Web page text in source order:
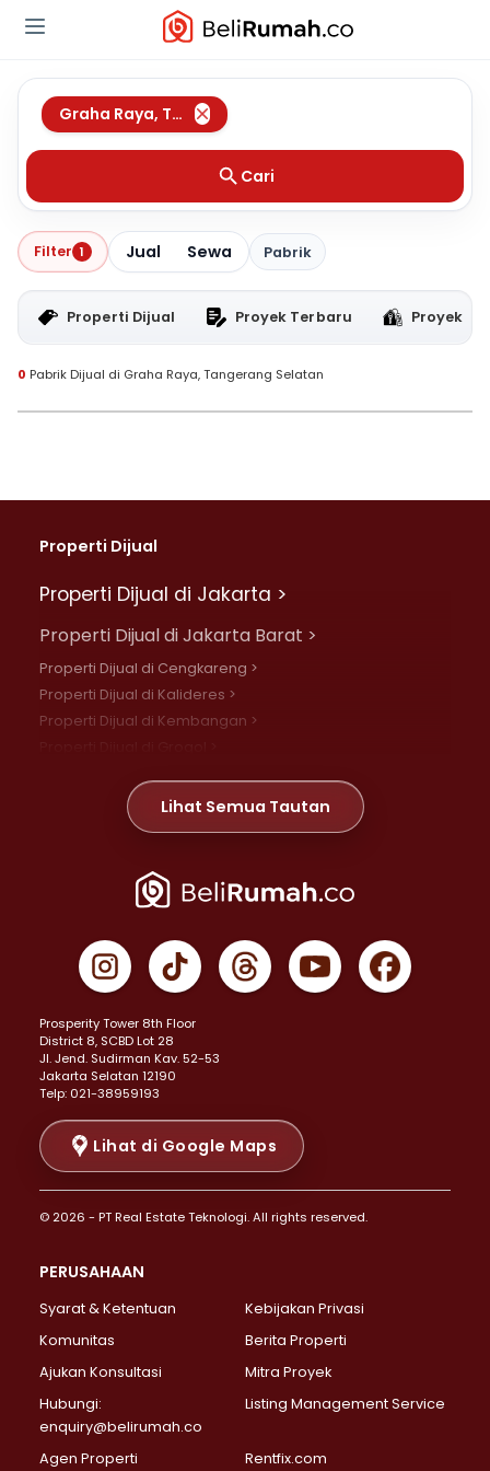
Graha Raya, Tangerang Selatan
Cari
Filter 1 Jual Sewa Pabrik
Properti Dijual Proyek Terbaru Proyek
0 Pabrik Dijual di Graha Raya, Tangerang Selatan
Properti Dijual
Properti Dijual di Jakarta >
Properti Dijual di Jakarta Barat >
Properti Dijual di Cengkareng >
Properti Dijual di Kalideres >
Properti Dijual di Kembangan >
Properti Dijual di Meruya >
Properti Dijual di Jelambar >
Properti Dijual di Jakarta Pusat >
Properti Dijual di Gambir >
Properti Dijual di Johar Baru >
Properti Dijual di Menteng >
Properti Dijual di Senen >
Properti Dijual di Tanah Abang >
Properti Dijual di Cikini >
Properti Dijual di Kramat >
Properti Dijual di Pasar Baru >
Properti Dijual di Bendungan Hilir >
Properti Dijual di Jakarta Selatan >
Properti Dijual di Lebak Bulus >
Properti Dijual di Gandaria Selatan >
Properti Dijual di Pondok Labu >
Properti Dijual di Lenteng Agung >
Properti Dijual di Senayan >
Properti Dijual di Pondok Pinang >
Lihat Semua Tautan
Prosperity Tower 8th Floor
District 8, SCBD Lot 28
JI. Jend. Sudirman Kav. 52-53
Jakarta Selatan 12190
Telp: 021-38959193
Lihat di Google Maps
© 2026 - PT Real Estate Teknologi. All rights reserved.
PERUSAHAAN
Syarat & Ketentuan
Kebijakan Privasi
Komunitas
Berita Properti
Ajukan Konsultasi
Mitra Proyek
Hubungi:
enquiry@belirumah.co
Listing Management Service
Agen Properti Rentfix.com